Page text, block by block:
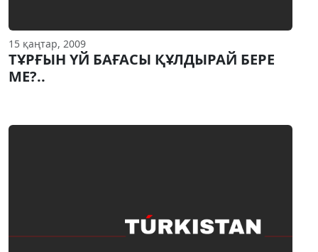
15 қаңтар, 2009
ТҰРҒЫН ҮЙ БАҒАСЫ ҚҰЛДЫРАЙ БЕРЕ
МЕ?..